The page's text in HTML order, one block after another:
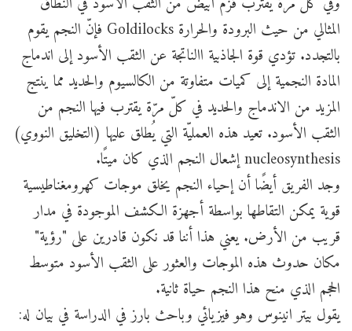
المثالي من حيث البرودة والحرارة Goldilocks فإنّ النجم يقوم
بالتجدد. تؤدي قوة الجاذبية االناتجة عن الثقب الأسود إلى اندماج
المادة النجمية إلى كميات متفاوتة من الكالسيوم والحديد مما ينتج
المزيد من الاندماج والحديد في كلّ مرّة يقترب فيها النجم من
الثقب الأسود. تعيد هذه العمليّة التي يُطلق عليها (التخليق النووي)
nucleosynthesis إشعال النجم الذي كان ميتًا.
وجد الفريق أيضًا أن إحياء النجم يخلق موجات كهرومغناطيسية
قوية يمكن التقاطها بواسطة أجهزة الكشف الموجودة في مدار
قريب من الأرض. يعني هذا أننا قد نكون قادرين على "رؤية"
مكان حدوث هذه الموجات والعثور على الثقب الأسود متوسط
الحجم الذي منح هذا النجم حياة ثانية.
يقول بيتر انينوس وهو فيزيائي وباحث بارز في الدراسة في بيان له: